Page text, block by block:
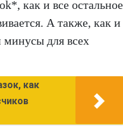
как и все остальное
А также, как и
минусы для всех
как